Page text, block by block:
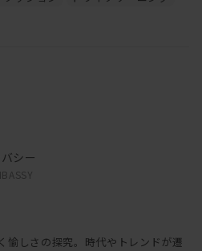
シー
愉しさの探究。時代やトレンドが遷